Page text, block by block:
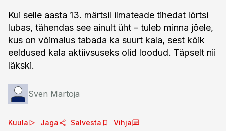
Kui selle aasta 13. märtsil ilmateade tihedat lörtsi
lubas, tähendas see ainult üht – tuleb minna jõele,
kus on võimalus tabada ka suurt kala, sest kõik
eeldused kala aktiivsuseks olid loodud. Täpselt nii
läkski.
Sven Martoja
Kuula Jaga Salvesta Vihja